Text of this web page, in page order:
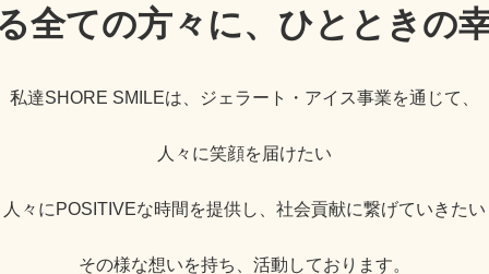
全ての方々に、ひとときの
私達SHORE SMILEは、ジェラート・アイス事業を通じて、
人々に笑顔を届けたい
人々にPOSITIVEな時間を提供し、社会貢献に繋げていきたい
その様な想いを持ち、活動しております。